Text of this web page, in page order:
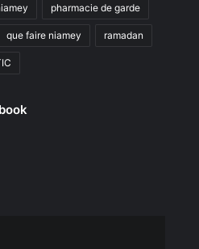
pharmacie de garde
que faire niamey ramadan